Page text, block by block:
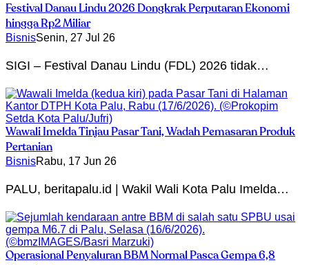
Festival Danau Lindu 2026 Dongkrak Perputaran Ekonomi
hingga Rp2 Miliar
BisnisSenin, 27 Jul 26
SIGI – Festival Danau Lindu (FDL) 2026 tidak…
Wawali Imelda Tinjau Pasar Tani, Wadah Pemasaran Produk
Pertanian
BisnisRabu, 17 Jun 26
PALU, beritapalu.id | Wakil Wali Kota Palu Imelda…
Operasional Penyaluran BBM Normal Pasca Gempa 6,8